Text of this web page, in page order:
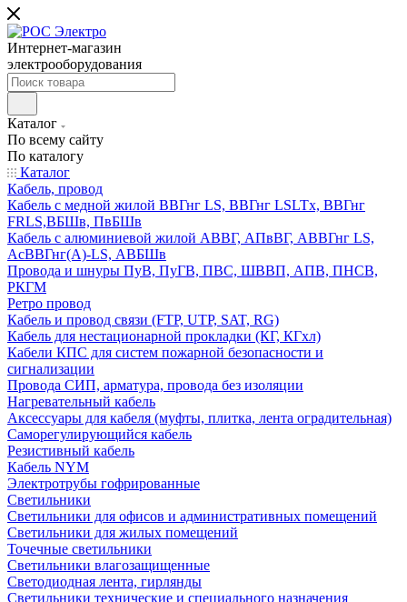
Интернет-магазин
электрооборудования
Каталог
По всему сайту
По каталогу
Каталог
Кабель, провод
Кабель с медной жилой ВВГнг LS, ВВГнг LSLTx, ВВГнг
FRLS,ВБШв, ПвБШв
Кабель с алюминиевой жилой АВВГ, АПвВГ, АВВГнг LS,
АсВВГнг(А)-LS, АВБШв
Провода и шнуры ПуВ, ПуГВ, ПВС, ШВВП, АПВ, ПНСВ,
РКГМ
Ретро провод
Кабель и провод связи (FTP, UTP, SAT, RG)
Кабель для нестационарной прокладки (КГ, КГхл)
Кабели КПС для систем пожарной безопасности и
сигнализации
Провода СИП, арматура, провода без изоляции
Нагревательный кабель
Аксессуары для кабеля (муфты, плитка, лента оградительная)
Саморегулирующийся кабель
Резистивный кабель
Кабель NYM
Электротрубы гофрированные
Светильники
Светильники для офисов и административных помещений
Светильники для жилых помещений
Точечные светильники
Светильники влагозащищенные
Светодиодная лента, гирлянды
Светильники технические и специального назначения